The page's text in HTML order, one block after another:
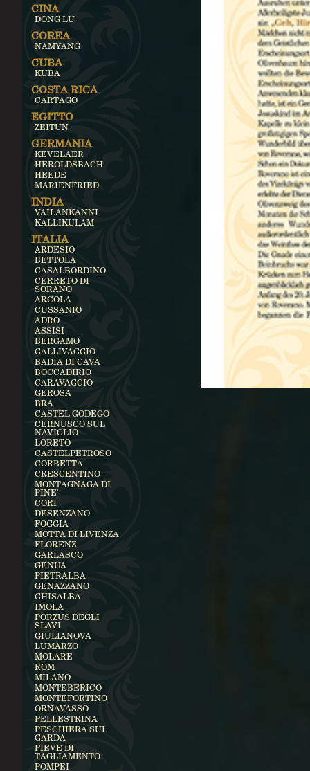
CINA
DONG LU
COREA
NAMYANG
CUBA
KUBA
COSTA RICA
CARTAGO
EGITTO
ZEITUN
GERMANIA
KEVELAER
HEROLDSBACH
HEEDE
MARIENFRIED
INDIA
VAILANKANNI
KALLIKULAM
ITALIA
ARDESIO
BETTOLA
CASALBORDINO
CERRETO DI
SORANO
ARCOLA
CUSSANIO
ADRO
ASSISI
BERGAMO
GALLIVAGGIO
BADIA DI CAVA
BOCCADIRIO
CARAVAGGIO
GEROSA
BRA
CASTEL GODEGO
CERNUSCO SUL
NAVIGLIO
LORETO
CASTELPETROSO
CORBETTA
CRESCENTINO
MONTAGNAGA DI
PINE'
CORI
DESENZANO
FOGGIA
MOTTA DI LIVENZA
FLORENZ
GARLASCO
GENUA
PIETRALBA
GENAZZANO
GHISALBA
IMOLA
PORZUS DEGLI
SLAVI
GIULIANOVA
LUMARZO
MOLARE
ROM
MILANO
MONTEBERICO
MONTEFORTINO
ORNAVASSO
PELLESTRINA
PESCHIERA SUL
GARDA
PIEVE DI
TAGLIAMENTO
POMPEI